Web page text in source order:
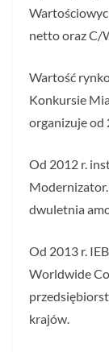
netto oraz C/
Wartość
Konkursie
organizuje od
Od 2012 r.
dwuletnia
Od 2013 r.
Worldwide
krajów.